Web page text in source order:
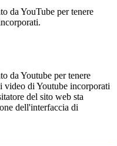
da YouTube per tenere
da Youtube per tenere
video di Youtube incorporati
del sito web sta
dell'interfaccia di